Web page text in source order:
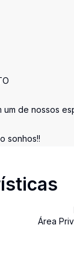
um de nossos
sonhos!!
Área